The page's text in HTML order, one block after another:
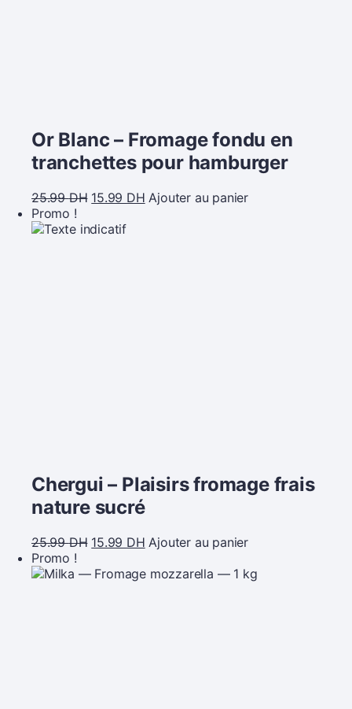
Or Blanc – Fromage fondu en
tranchettes pour hamburger
25.99DH 15.99 DH Ajouter au panier
Promo !
Chergui – Plaisirs fromage frais
nature sucré
25.99DH 15.99 DH Ajouter au panier
Promo !